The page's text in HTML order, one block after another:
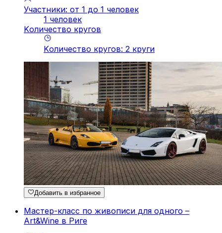
Участники: от 1 до 1 человек
1 человек
Kоличество кругов
Kоличество кругов: 2 круги
Добавить в избранное
Мастер-класс по живописи для одного –
Art&Wine в Риге